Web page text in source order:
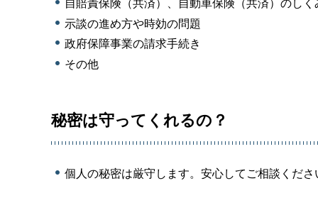
自賠責保険（共済）、自動車保険（共済）のしく
示談の進め方や時効の問題
政府保障事業の請求手続き
その他
秘密は守ってくれるの？
個人の秘密は厳守します。安心してご相談くださ